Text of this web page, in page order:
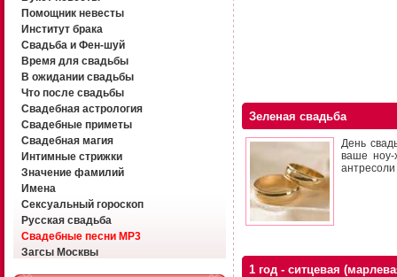
Помощник невесты
Институт брака
Свадьба и Фен-шуй
Время для свадьбы
В ожидании свадьбы
Что после свадьбы
Свадебная астрология
Свадебные приметы
Свадебная магия
Интимные стрижки
Значение фамилий
Имена
Сексуальный гороскоп
Русская свадьба
Свадебные песни MP3
Загсы Москвы
Зеленая свадьба
День
ваше ноу-
антресоли
1 год - ситцевая